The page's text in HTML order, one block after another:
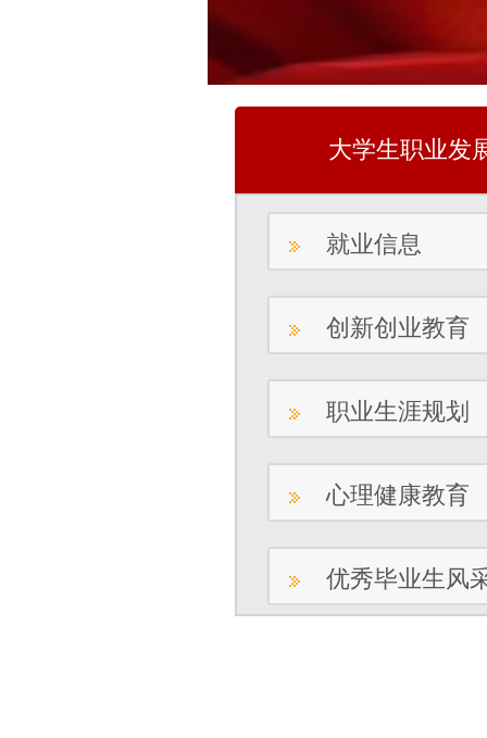
大学生职业发
就业信息
创新创业教育
职业生涯规划
心理健康教育
优秀毕业生风